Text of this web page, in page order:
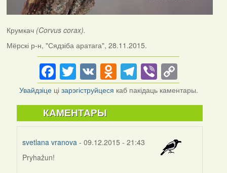
Крумкач (Corvus corax).
Мёрскі р-н, "Сядзіба аратага", 28.11.2015.
Facebook
Twitter
VKOdnoklassniki
Telegram
Viber
Link
Увайдзіце цізарэгіструйцеся каб пакідаць каментары.
КАМЕНТАРЫ
svetlana vranova - 09.12.2015 - 21:43
Pryhažun!